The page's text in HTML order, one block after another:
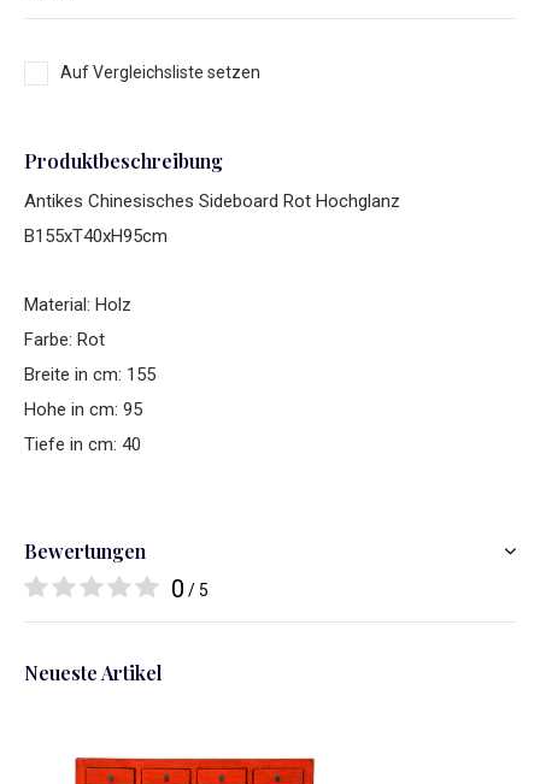
Auf Vergleichsliste setzen
Produktbeschreibung
Antikes Chinesisches Sideboard Rot Hochglanz
B155xT40xH95cm
Material: Holz
Farbe: Rot
Breite in cm: 155
Hohe in cm: 95
Tiefe in cm: 40
Bewertungen
0 / 5
Neueste Artikel